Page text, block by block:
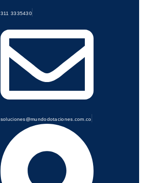
311 3335430
soluciones@mundodotaciones.com.co